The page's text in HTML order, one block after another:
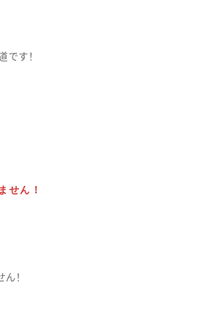
です！
せん！
！